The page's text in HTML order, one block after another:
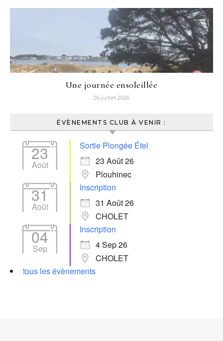
Une journée ensoleillée
26 juillet 2026
ÉVÈNEMENTS CLUB À VENIR :
23
Août
Sortie Plongée Étel
23 Août 26
Plouhinec
31
Août
Inscription
31 Août 26
CHOLET
04
Sep
Inscription
4 Sep 26
CHOLET
tous les évènements